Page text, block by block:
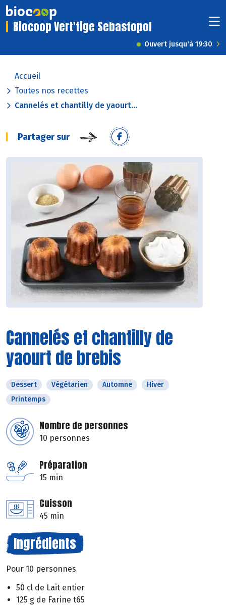
Biocoop Vert'tige Sebastopol
Ouvert jusqu'à 19:30
Accueil
Toutes nos recettes
Cannelés et chantilly de yaourt...
Partager sur
Cannelés et chantilly de
yaourt de brebis
Dessert Végétarien Automne
Hiver
Printemps
Nombre de personnes
10 personnes
Préparation
15 min
Cuisson
45 min
Ingrédients
Pour 10 personnes
50 cl de Lait entier
125 g de Farine t65